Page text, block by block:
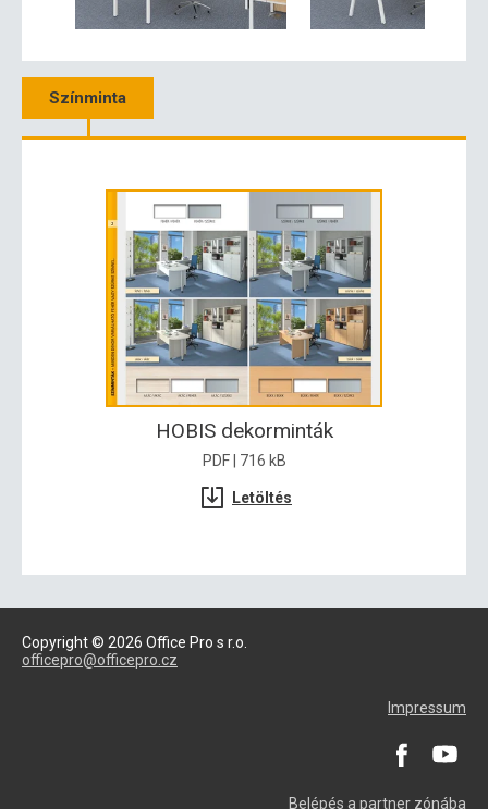
Színminta
HOBIS dekorminták
PDF | 716 kB
Letöltés
Copyright © 2026 Office Pro s r.o.
officepro@officepro.cz
Impressum
Belépés a partner zónába